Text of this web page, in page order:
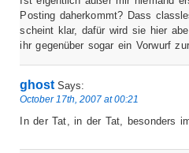
Posting daherkommt? Dass
scheint klar, dafür wird sie hier
ihr gegenüber sogar ein Vorwurf
ghostSays:
October 17th, 2007 at 00:21
In der Tat, in der Tat, besonders